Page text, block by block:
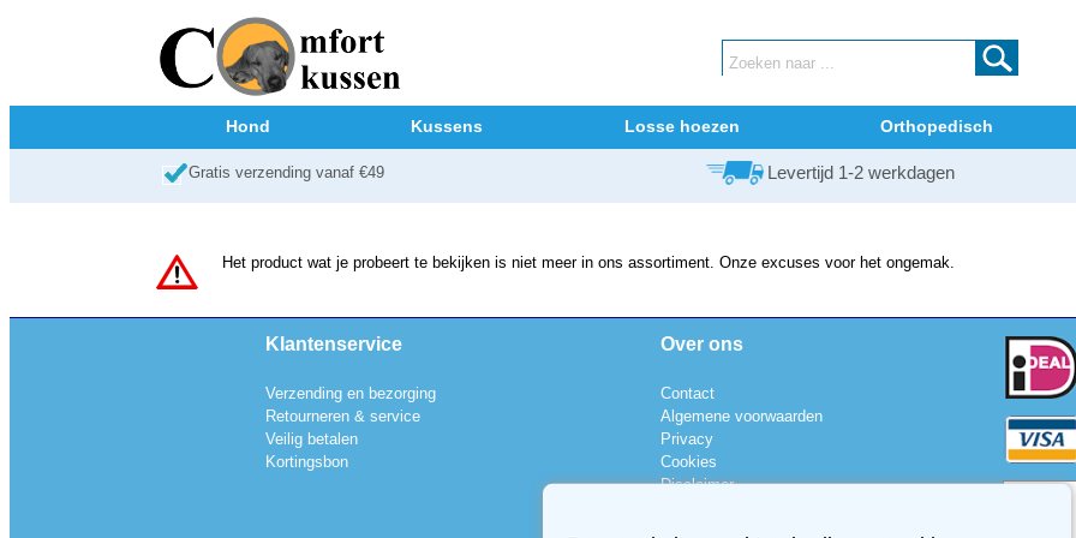
Hond Kussens Losse hoezen Orthopedisch
Gratis verzending vanaf €49 Levertijd 1-2 werkdagen
Het product wat je probeert te bekijken is niet meer in ons assortiment. Onze excuses voor het ongemak.
Klantenservice
Verzending en bezorging
Retourneren & service
Veilig betalen
Kortingsbon
Over ons
Contact
Algemene voorwaarden
Privacy
Cookies
Disclaimer